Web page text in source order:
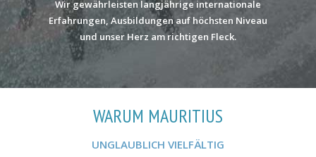
Wir gewährleisten langjährige internationale
Erfahrungen, Ausbildungen auf höchsten Niveau
und unser Herz am richtigen Fleck.
WARUM MAURITIUS
UNGLAUBLICH VIELFÄLTIG